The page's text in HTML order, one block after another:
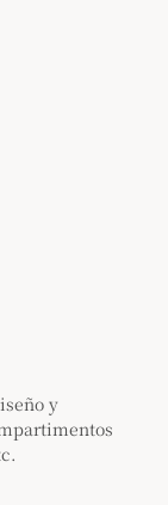
y